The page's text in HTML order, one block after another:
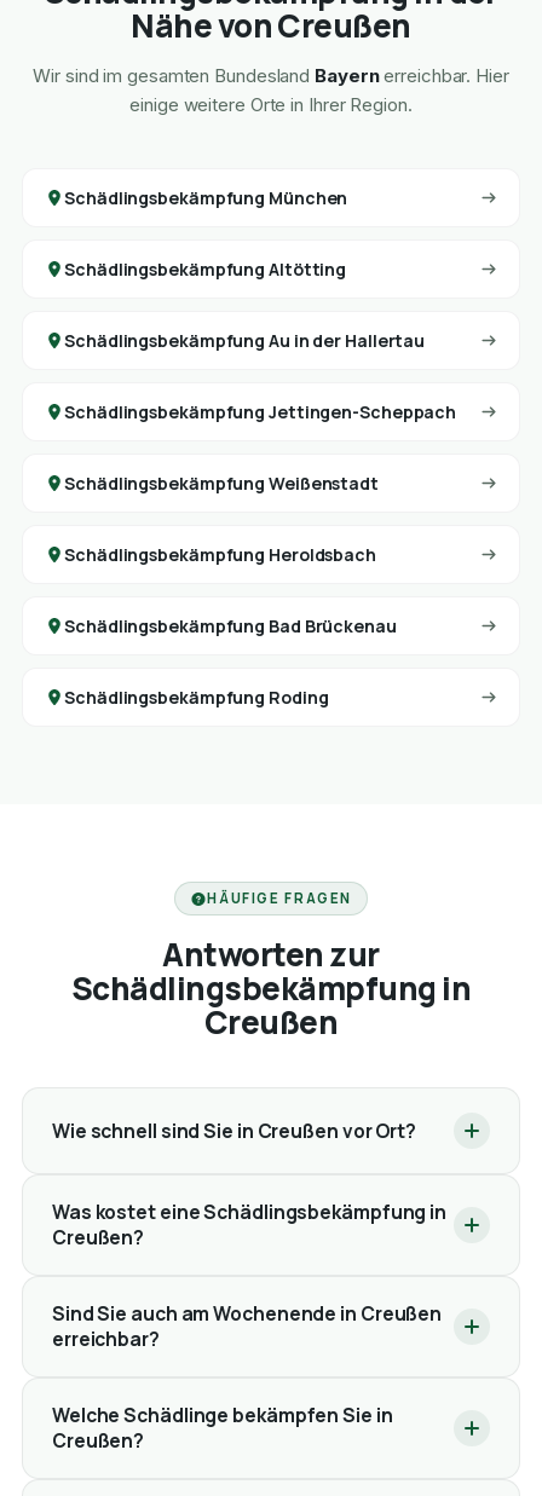
Nähe von Creußen
Wir sind im gesamten Bundesland Bayernerreichbar. Hier
einige weitere Orte in Ihrer Region.
Schädlingsbekämpfung München
Schädlingsbekämpfung Altötting
Schädlingsbekämpfung Au in der Hallertau
Schädlingsbekämpfung Jettingen-Scheppach
Schädlingsbekämpfung Weißenstadt
Schädlingsbekämpfung Heroldsbach
Schädlingsbekämpfung Bad Brückenau
Schädlingsbekämpfung Roding
HÄUFIGE FRAGEN
Antworten zur
Schädlingsbekämpfung in
Creußen
Wie schnell sind Sie in Creußen vor Ort?
Was kostet eine Schädlingsbekämpfung in
Creußen?
Sind Sie auch am Wochenende in Creußen
erreichbar?
Welche Schädlinge bekämpfen Sie in
Creußen?